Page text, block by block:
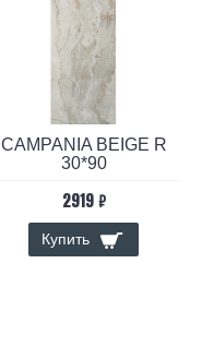
CAMPANIA BEIGE R
30*90
2919 ₽
Купить